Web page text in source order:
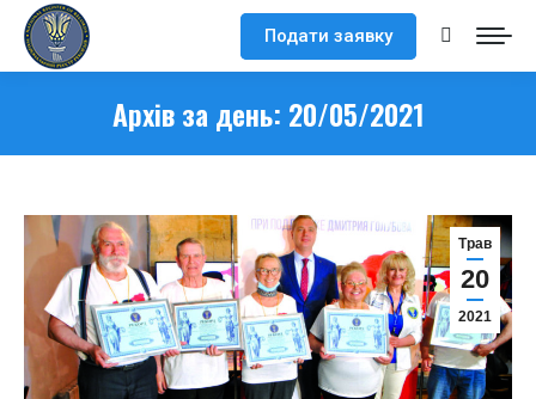
Подати заявку Search:
Архів за день: 20/05/2021
Трав
20
2021